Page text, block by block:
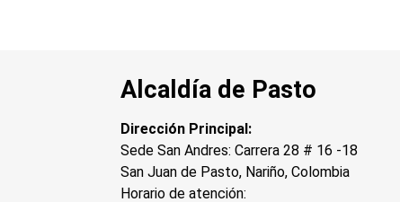
Alcaldía de Pasto
Dirección Principal:
Sede San Andres: Carrera 28 # 16 -18
San Juan de Pasto, Nariño, Colombia
Horario de atención: